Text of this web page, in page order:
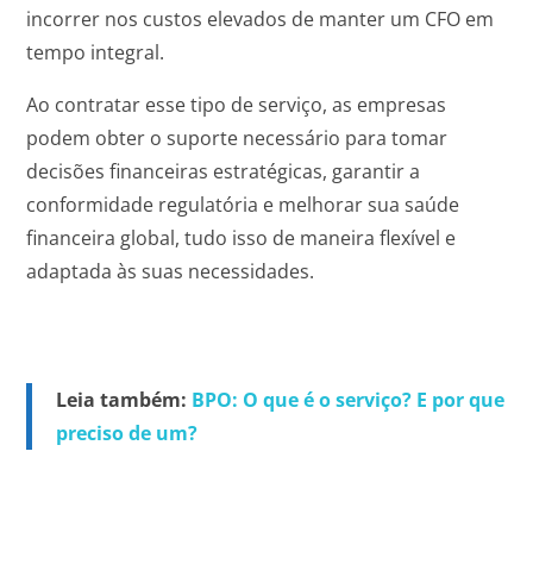
incorrer nos custos elevados de manter um CFO em
tempo integral.
Ao contratar esse tipo de serviço, as empresas
podem obter o suporte necessário para tomar
decisões financeiras estratégicas, garantir a
conformidade regulatória e melhorar sua saúde
financeira global, tudo isso de maneira flexível e
adaptada às suas necessidades.
Leia também: BPO: O que é o serviço? E por que
preciso de um?